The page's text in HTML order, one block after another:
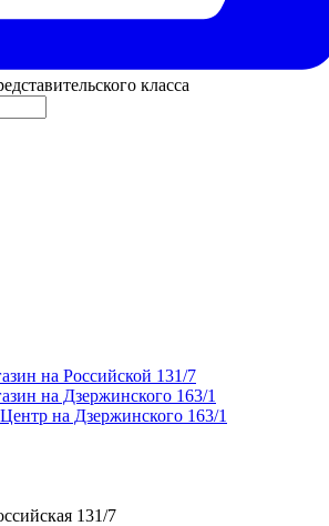
класса
на Российской 131/7
на Дзержинского 163/1
на Дзержинского 163/1
131/7